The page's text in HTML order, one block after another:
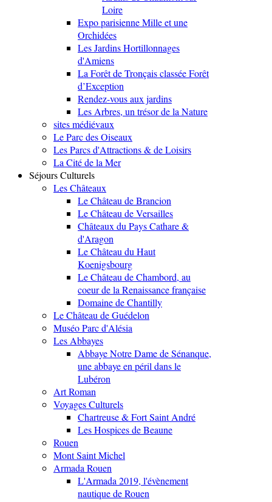
Loire
Expo parisienne Mille et une
Orchidées
Les Jardins Hortillonnages
d'Amiens
La Forêt de Tronçais classée Forêt
d’Exception
Rendez-vous aux jardins
Les Arbres, un trésor de la Nature
sites médiévaux
Le Parc des Oiseaux
Les Parcs d'Attractions & de Loisirs
La Cité de la Mer
Séjours Culturels
Les Châteaux
Le Château de Brancion
Le Château de Versailles
Châteaux du Pays Cathare &
d'Aragon
Le Château du Haut
Koenigsbourg
Le Château de Chambord, au
coeur de la Renaissance française
Domaine de Chantilly
Le Château de Guédelon
Muséo Parc d'Alésia
Les Abbayes
Abbaye Notre Dame de Sénanque,
une abbaye en péril dans le
Lubéron
Art Roman
Voyages Culturels
Chartreuse & Fort Saint André
Les Hospices de Beaune
Rouen
Mont Saint Michel
Armada Rouen
L'Armada 2019, l'évènement
nautique de Rouen